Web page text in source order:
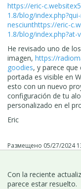
Saludos.
https://eric-
1.8/blog/
nesciunthttps://eric-
1.8/blog/
He revisado uno de
imagen, https://
goodies, y parece
portada es visible en
esto con un nuevo
configuración de tu
personalizado en el
Eric
Размещено 05/27/2024
Con la reciente
parece estar resuelto.